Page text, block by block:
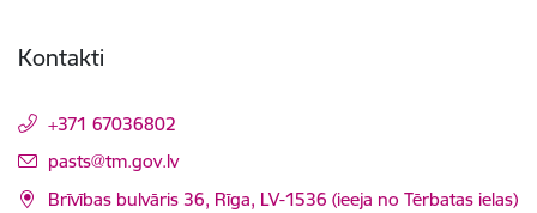
Kontakti
+371 67036802
E-pasts:
pasts@tm.gov.lv
Brīvības bulvāris 36, Rīga, LV-1536 (ieeja no Tērbatas ielas)